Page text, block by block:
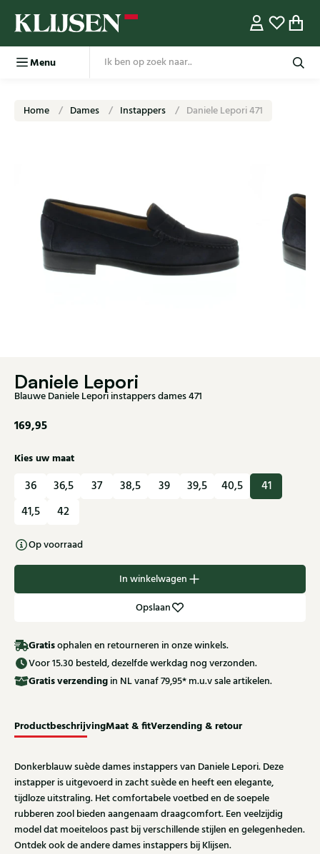
Menu
Home Dames Instappers Daniele Lepori 471
Daniele Lepori
Blauwe Daniele Lepori instappers dames 471
169,95
Kies uw maat
36 36,5 37 38,5 39 39,5 40,5
41
41,5
42
Op voorraad
In winkelwagen
Opslaan
Gratisophalen en retourneren in onze winkels.
Voor 15.30 besteld, dezelfde werkdag nog verzonden.
Gratisverzending in NL vanaf 79,95* m.u.v sale artikelen.
ProductbeschrijvingMaat & fitVerzending & retour
Donkerblauw suède dames instappers van Daniele Lepori. Deze
instapper is uitgevoerd in zacht suède en heeft een elegante,
tijdloze uitstraling. Het comfortabele voetbed en de soepele
rubberen zool bieden aangenaam draagcomfort. Een veelzijdig
model dat moeiteloos past bij verschillende stijlen en gelegenheden.
Ontdek ook de andere dames instappers bij Klijsen.